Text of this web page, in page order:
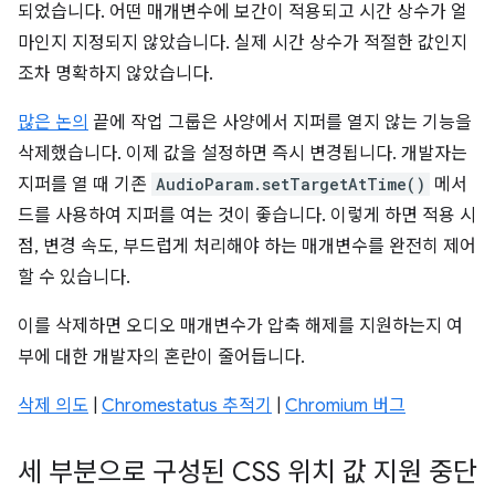
되었습니다. 어떤 매개변수에 보간이 적용되고 시간 상수가 얼
마인지 지정되지 않았습니다. 실제 시간 상수가 적절한 값인지
조차 명확하지 않았습니다.
많은 논의 끝에 작업 그룹은 사양에서 지퍼를 열지 않는 기능을
삭제했습니다. 이제 값을 설정하면 즉시 변경됩니다. 개발자는
지퍼를 열 때 기존 AudioParam.setTargetAtTime() 메서
드를 사용하여 지퍼를 여는 것이 좋습니다. 이렇게 하면 적용 시
점, 변경 속도, 부드럽게 처리해야 하는 매개변수를 완전히 제어
할 수 있습니다.
이를 삭제하면 오디오 매개변수가 압축 해제를 지원하는지 여
부에 대한 개발자의 혼란이 줄어듭니다.
삭제 의도 Chromestatus 추적기 Chromium 버그
세 부분으로 구성된 CSS 위치 값 지원 중단